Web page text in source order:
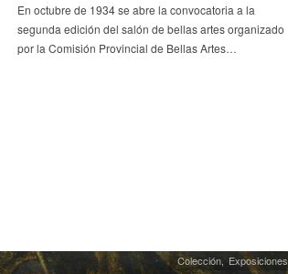
En octubre de 1934 se abre la convocatoria a la
segunda edición del salón de bellas artes organizado
por la Comisión Provincial de Bellas Artes…
Colección Exposiciones